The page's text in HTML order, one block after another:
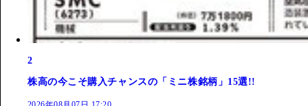
2
株高の今こそ購入チャンスの「ミニ株銘柄」15選!!